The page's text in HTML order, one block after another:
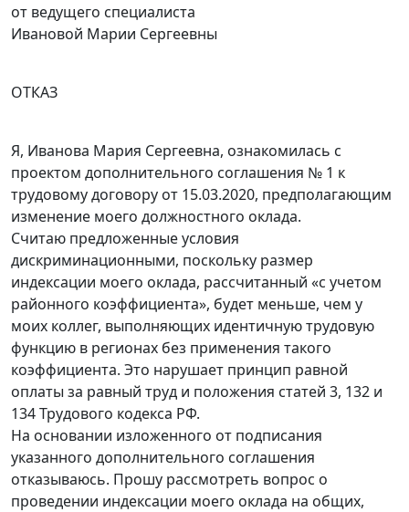
от ведущего специалиста
Ивановой Марии Сергеевны
ОТКАЗ
Я, Иванова Мария Сергеевна, ознакомилась с
проектом дополнительного соглашения № 1 к
трудовому договору от 15.03.2020, предполагающим
изменение моего должностного оклада.
Считаю предложенные условия
дискриминационными, поскольку размер
индексации моего оклада, рассчитанный «с учетом
районного коэффициента», будет меньше, чем у
моих коллег, выполняющих идентичную трудовую
функцию в регионах без применения такого
коэффициента. Это нарушает принцип равной
оплаты за равный труд и положения статей 3, 132 и
134 Трудового кодекса РФ.
На основании изложенного от подписания
указанного дополнительного соглашения
отказываюсь. Прошу рассмотреть вопрос о
проведении индексации моего оклада на общих,